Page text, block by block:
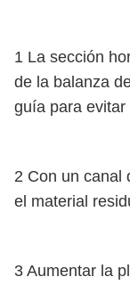
1 La sección
de la balanza
guía para
2 Con un canal
el material
3 Aumentar la